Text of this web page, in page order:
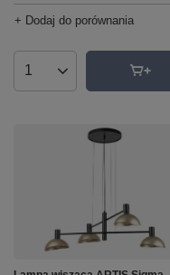
+ Dodaj do porównania
Ilość produktów